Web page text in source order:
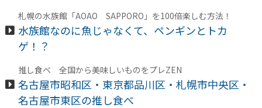
札幌の水族館「AOAO SAPPORO」を100倍楽しむ方法！
水族館なのに魚じゃなくて、ペンギンとトカ
ゲ！？
推し食べ 全国から美味しいものをプレZEN
名古屋市昭和区・東京都品川区・札幌市中央区・
名古屋市東区の推し食べ